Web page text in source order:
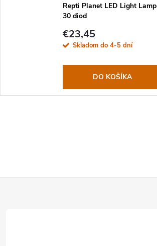
Repti Planet LED Light Lamp
30 diod
€23,45
Skladom do 4-5 dní
DO KOŠÍKA